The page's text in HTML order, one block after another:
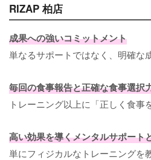
RIZAP 柏店
成果への強いコミットメント
単なるサポートではなく、明確な
毎回の食事報告と正確な食事選択
トレーニング以上に「正しく食事
高い効果を導くメンタルサポート
単にフィジカルなトレーニングを